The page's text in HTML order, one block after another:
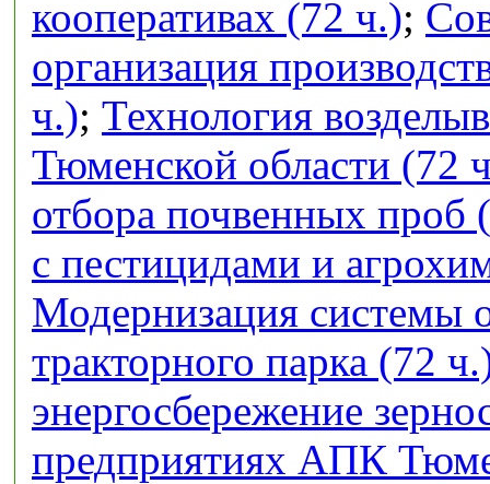
кооперативах (72 ч.);
организация
ч.); Технология
Тюменской области (72
отбора почвенных проб
с пестицидами и
Модернизация системы
тракторного парка (72
энергосбережение
предприятиях АПК